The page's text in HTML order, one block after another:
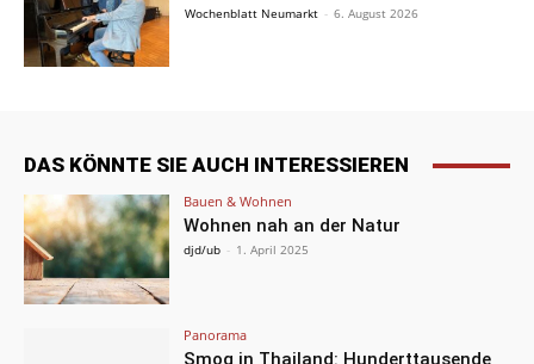
Wochenblatt Neumarkt - 6. August 2026
DAS KÖNNTE SIE AUCH INTERESSIEREN
Bauen & Wohnen
Wohnen nah an der Natur
djd/ub - 1. April 2025
Panorama
Smog in Thailand: Hunderttausende